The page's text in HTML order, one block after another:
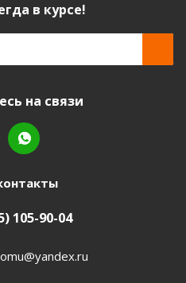
в курсе!
на связи
105-90-04